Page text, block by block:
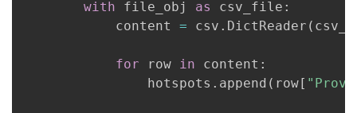
with file_obj as csv_file :
            content
= csv . DictReader (
for row in content :
                hotspots
. append ( row[